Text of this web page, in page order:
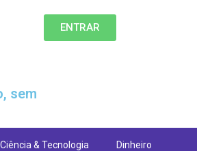
ENTRAR
sem
Ciência & Tecnologia Dinheiro